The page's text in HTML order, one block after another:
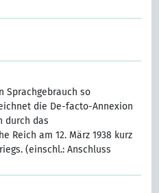
Sprachgebrauch so
die De-facto-Annexion
durch das
Reich am 12. März 1938 kurz
(einschl.: Anschluss